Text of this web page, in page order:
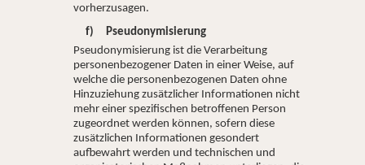
vorherzusagen.
f) Pseudonymisierung
Pseudonymisierung ist die Verarbeitung
personenbezogener Daten in einer Weise, auf
welche die personenbezogenen Daten ohne
Hinzuziehung zusätzlicher Informationen nicht
mehr einer spezifischen betroffenen Person
zugeordnet werden können, sofern diese
zusätzlichen Informationen gesondert
aufbewahrt werden und technischen und